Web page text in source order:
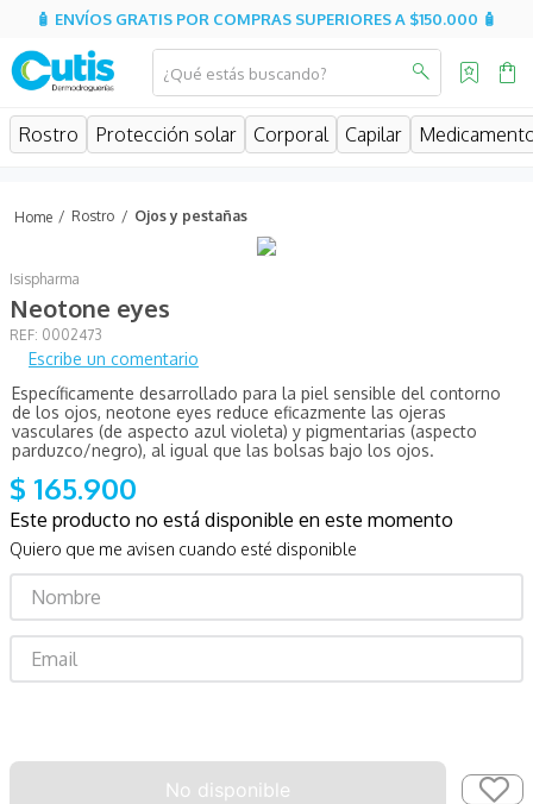
🧴 ENVÍOS GRATIS POR COMPRAS SUPERIORES A $150.000 🧴
¿Qué estás buscando?
Rostro Protección solar Corporal Capilar
Rostro Ojos y pestañas
Isispharma
Neotone eyes
: 0002473
Escribe un comentario
Específicamente desarrollado para la piel sensible del contorno
de los ojos, neotone eyes reduce eficazmente las ojeras
vasculares (de aspecto azul violeta) y pigmentarias (aspecto
parduzco/negro), al igual que las bolsas bajo los ojos.
$ 165.900
Este producto no está disponible en este momento
Quiero que me avisen cuando esté disponible
No disponible
MÁS BUSCADOS
posay